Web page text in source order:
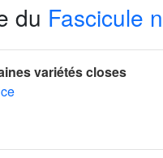
du Fascicule
variétés closes